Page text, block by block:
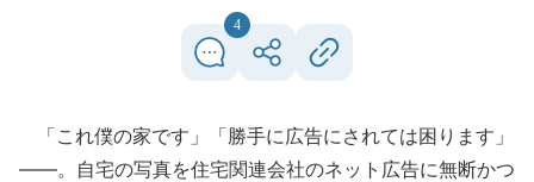
4
「これ僕の家です」「勝手に広告にされては困ります」
――。自宅の写真を住宅関連会社のネット広告に無断かつ